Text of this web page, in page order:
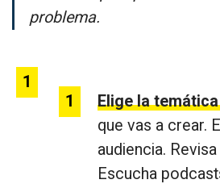
problema.
Elige la
que vas a crear.
audiencia.
Escucha